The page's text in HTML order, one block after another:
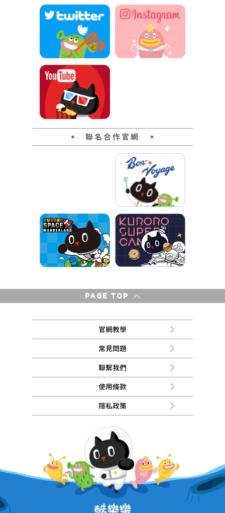
聯名合作官網
PAGE TOP
官網教學
常見問題
聯繫我們
使用條款
隱私政策